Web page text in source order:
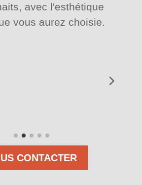
avec l'esthétique
vous aurez choisie.
CONTACTER